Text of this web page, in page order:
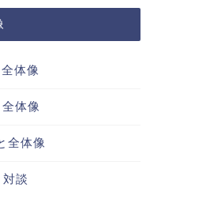
体像
体像
全体像
談